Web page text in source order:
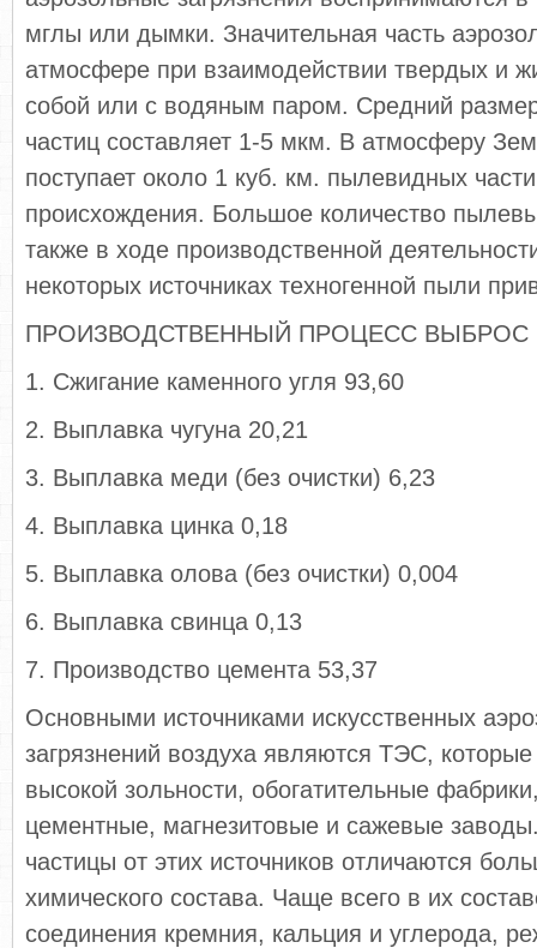
мглы или дымки. Значительная часть
атмосфере при взаимодействии твердых и
собой или с водяным паром. Средний
частиц составляет 1-5 мкм. В атмосферу
поступает около 1 куб. км. пылевидных
происхождения. Большое количество
также в ходе производственной
некоторых источниках техногенной пыли
ПРОИЗВОДСТВЕННЫЙ ПРОЦЕСС ВЫБРОС
1. Сжигание каменного угля 93,60
2. Выплавка чугуна 20,21
3. Выплавка меди (без очистки) 6,23
4. Выплавка цинка 0,18
5. Выплавка олова (без очистки) 0,004
6. Выплавка свинца 0,13
7. Производство цемента 53,37
Основными источниками искусственных
загрязнений воздуха являются ТЭС,
высокой зольности, обогатительные
цементные, магнезитовые и сажевые
частицы от этих источников отличаются
химического состава. Чаще всего в их
соединения кремния, кальция и углерода,